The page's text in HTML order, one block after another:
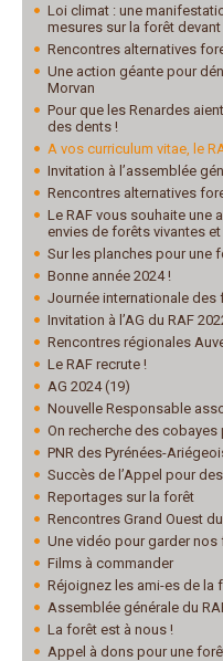
Loi climat : une
mesures sur la forêt
Rencontres alternatives
Une action géante pour
Morvan
Pour que les Renardes
des dents !
A vos curriculum vitae, le
Invitation à l’assemblée
Rencontres alternatives
Le RAF vous souhaite une
envies de forêts vivantes
Sur les planches pour une
Bonne année 2024 !
Journée internationale des
Invitation à l’AG du RAF
Rencontres régionales
Le RAF recrute !
AG 2024 (19)
Nouvelle Responsable
On recherche des cobayes
PNR des Pyrénées-
Succès de l’Appel pour
Reportages sur la forêt
Rencontres Grand Ouest
Une vidéo pour garder nos
Films à commander
Réjoignez les ami-es de la
Assemblée générale du
La forêt est à nous !
Appel à dons pour une